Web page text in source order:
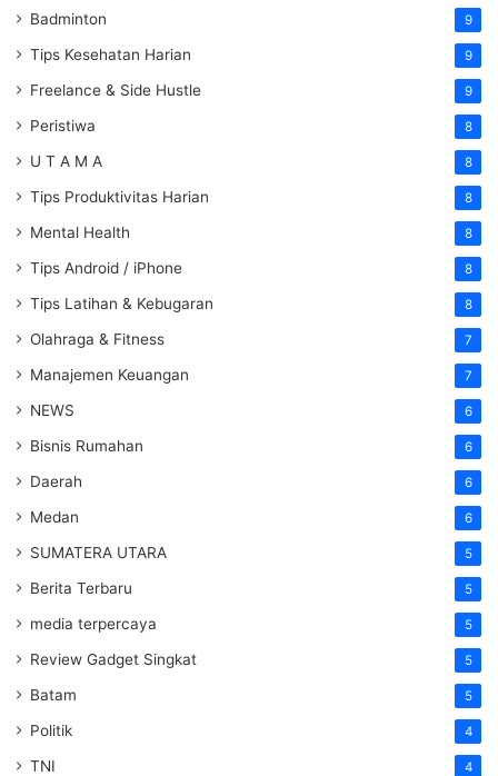
Badminton 9
Tips Kesehatan Harian 9
Freelance & Side Hustle 9
Peristiwa 8
U T A M A 8
Tips Produktivitas Harian 8
Mental Health 8
Tips Android / iPhone 8
Tips Latihan & Kebugaran 8
Olahraga & Fitness 7
Manajemen Keuangan 7
NEWS 6
Bisnis Rumahan 6
Daerah 6
Medan 6
SUMATERA UTARA 5
Berita Terbaru 5
media terpercaya 5
Review Gadget Singkat 5
Batam 5
Politik 4
TNI 4